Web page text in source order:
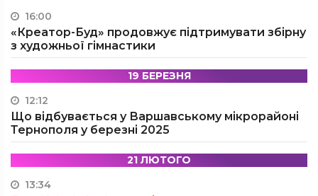
16:00
«Креатор-Буд» продовжує підтримувати збірну
з художньої гімнастики
19 БЕРЕЗНЯ
12:12
Що відбувається у Варшавському мікрорайоні
Тернополя у березні 2025
21 ЛЮТОГО
13:34